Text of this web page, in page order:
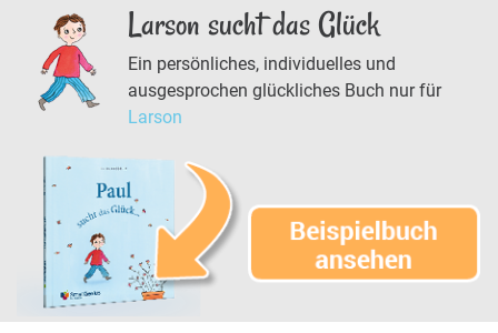
Larson sucht das Glück
Ein persönliches, individuelles und
ausgesprochen glückliches Buch nur für
Larson